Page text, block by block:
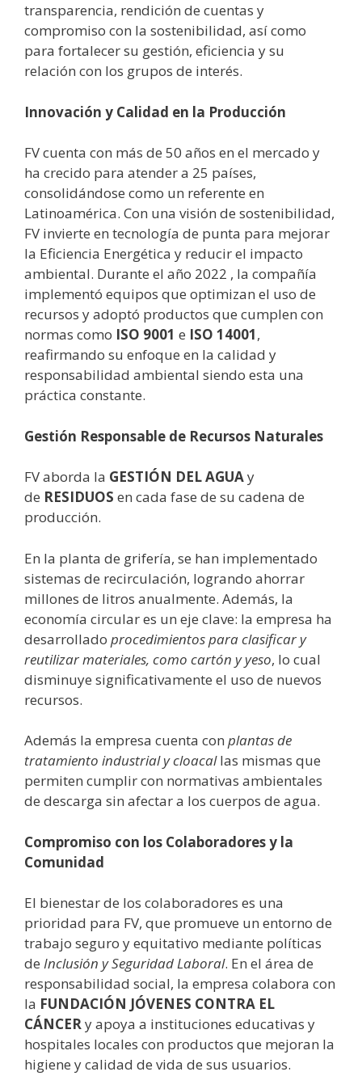
transparencia, rendición de cuentas y
compromiso con la sostenibilidad, así como
para fortalecer su gestión, eficiencia y su
relación con los grupos de interés.
Innovación y Calidad en la Producción
FV cuenta con más de 50 años en el mercado y
ha crecido para atender a 25 países,
consolidándose como un referente en
Latinoamérica. Con una visión de sostenibilidad,
FV invierte en tecnología de punta para mejorar
la Eficiencia Energética y reducir el impacto
ambiental. Durante el año 2022 , la compañía
implementó equipos que optimizan el uso de
recursos y adoptó productos que cumplen con
normas como ISO 9001 e ISO 14001,
reafirmando su enfoque en la calidad y
responsabilidad ambiental siendo esta una
práctica constante.
Gestión Responsable de Recursos Naturales
FV aborda la GESTIÓN DEL AGUAy
de RESIDUOS en cada fase de su cadena de
producción.
En la planta de grifería, se han implementado
sistemas de recirculación, logrando ahorrar
millones de litros anualmente. Además, la
economía circular es un eje clave: la empresa ha
desarrollado procedimientos para clasificar y
reutilizar materiales, como cartón y yeso, lo cual
disminuye significativamente el uso de nuevos
recursos.
Además la empresa cuenta con plantas de
tratamiento industrial y cloacallas mismas que
permiten cumplir con normativas ambientales
de descarga sin afectar a los cuerpos de agua.
Compromiso con los Colaboradores y la
Comunidad
El bienestar de los colaboradores es una
prioridad para FV, que promueve un entorno de
trabajo seguro y equitativo mediante políticas
de Inclusión y SeguridadLaboral. En el área de
responsabilidad social, la empresa colabora con
la FUNDACIÓN JÓVENES CONTRA EL
CÁNCERy apoya a instituciones educativas y
hospitales locales con productos que mejoran la
higiene y calidad de vida de sus usuarios.